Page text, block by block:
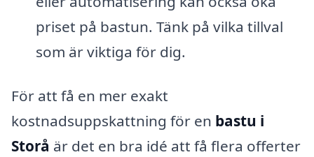
priset på bastun. Tänk på vilka tillval
som är viktiga för dig.
För att få en mer exakt
kostnadsuppskattning för en bastu i
Storå är det en bra idé att få flera offerter